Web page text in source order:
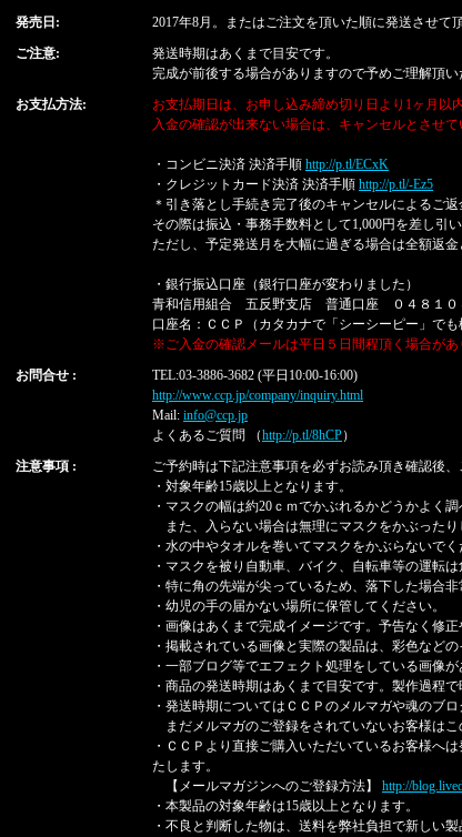
発売日:
2017年8月。またはご注文を頂いた順に発送させて
ご注意:
発送時期はあくまで目安です。
完成が前後する場合がありますので予めご理解頂い
お支払方法:
お支払期日は、お申し込み締め切り日より1ヶ月以
入金の確認が出来ない場合は、キャンセルとさせ
・コンビニ決済 決済手順 http://p.tl/ECxK
・クレジットカード決済 決済手順 http://p.tl/-Ez5
＊引き落とし手続き完了後のキャンセルによるご返
その際は振込・事務手数料として1,000円を差し引
ただし、予定発送月を大幅に過ぎる場合は全額返金
・銀行振込口座（銀行口座が変わりました）
青和信用組合 五反野支店 普通口座 ０４８１０
口座名：ＣＣＰ（カタカナで「シーシーピー」でも
※ご入金の確認メールは平日５日間程頂く場合があ
お問合せ :
TEL:03-3886-3682 (平日10:00-16:00)
http://www.ccp.jp/company/inquiry.html
Mail: info@ccp.jp
よくあるご質問 （http://p.tl/8hCP）
注意事項 :
ご予約時は下記注意事項を必ずお読み頂き確認後
・対象年齢15歳以上となります。
・マスクの幅は約20ｃｍでかぶれるかどうかよく調
また、入らない場合は無理にマスクをかぶったり
・水の中やタオルを巻いてマスクをかぶらないで
・マスクを被り自動車、バイク、自転車等の運転
・特に角の先端が尖っているため、落下した場合
・幼児の手の届かない場所に保管してください。
・画像はあくまで完成イメージです。予告なく修
・掲載されている画像と実際の製品は、彩色など
・一部ブログ等でエフェクト処理をしている画像が
・商品の発送時期はあくまで目安です。製作過程
・発送時期についてはＣＣＰのメルマガや魂のブロ
まだメルマガのご登録をされていないお客様はこ
・ＣＣＰより直接ご購入いただいているお客様へ
たします。
【メールマガジンへのご登録方法】 http://
・本製品の対象年齢は15歳以上となります。
・不良と判断した物は、送料を弊社負担で新しい